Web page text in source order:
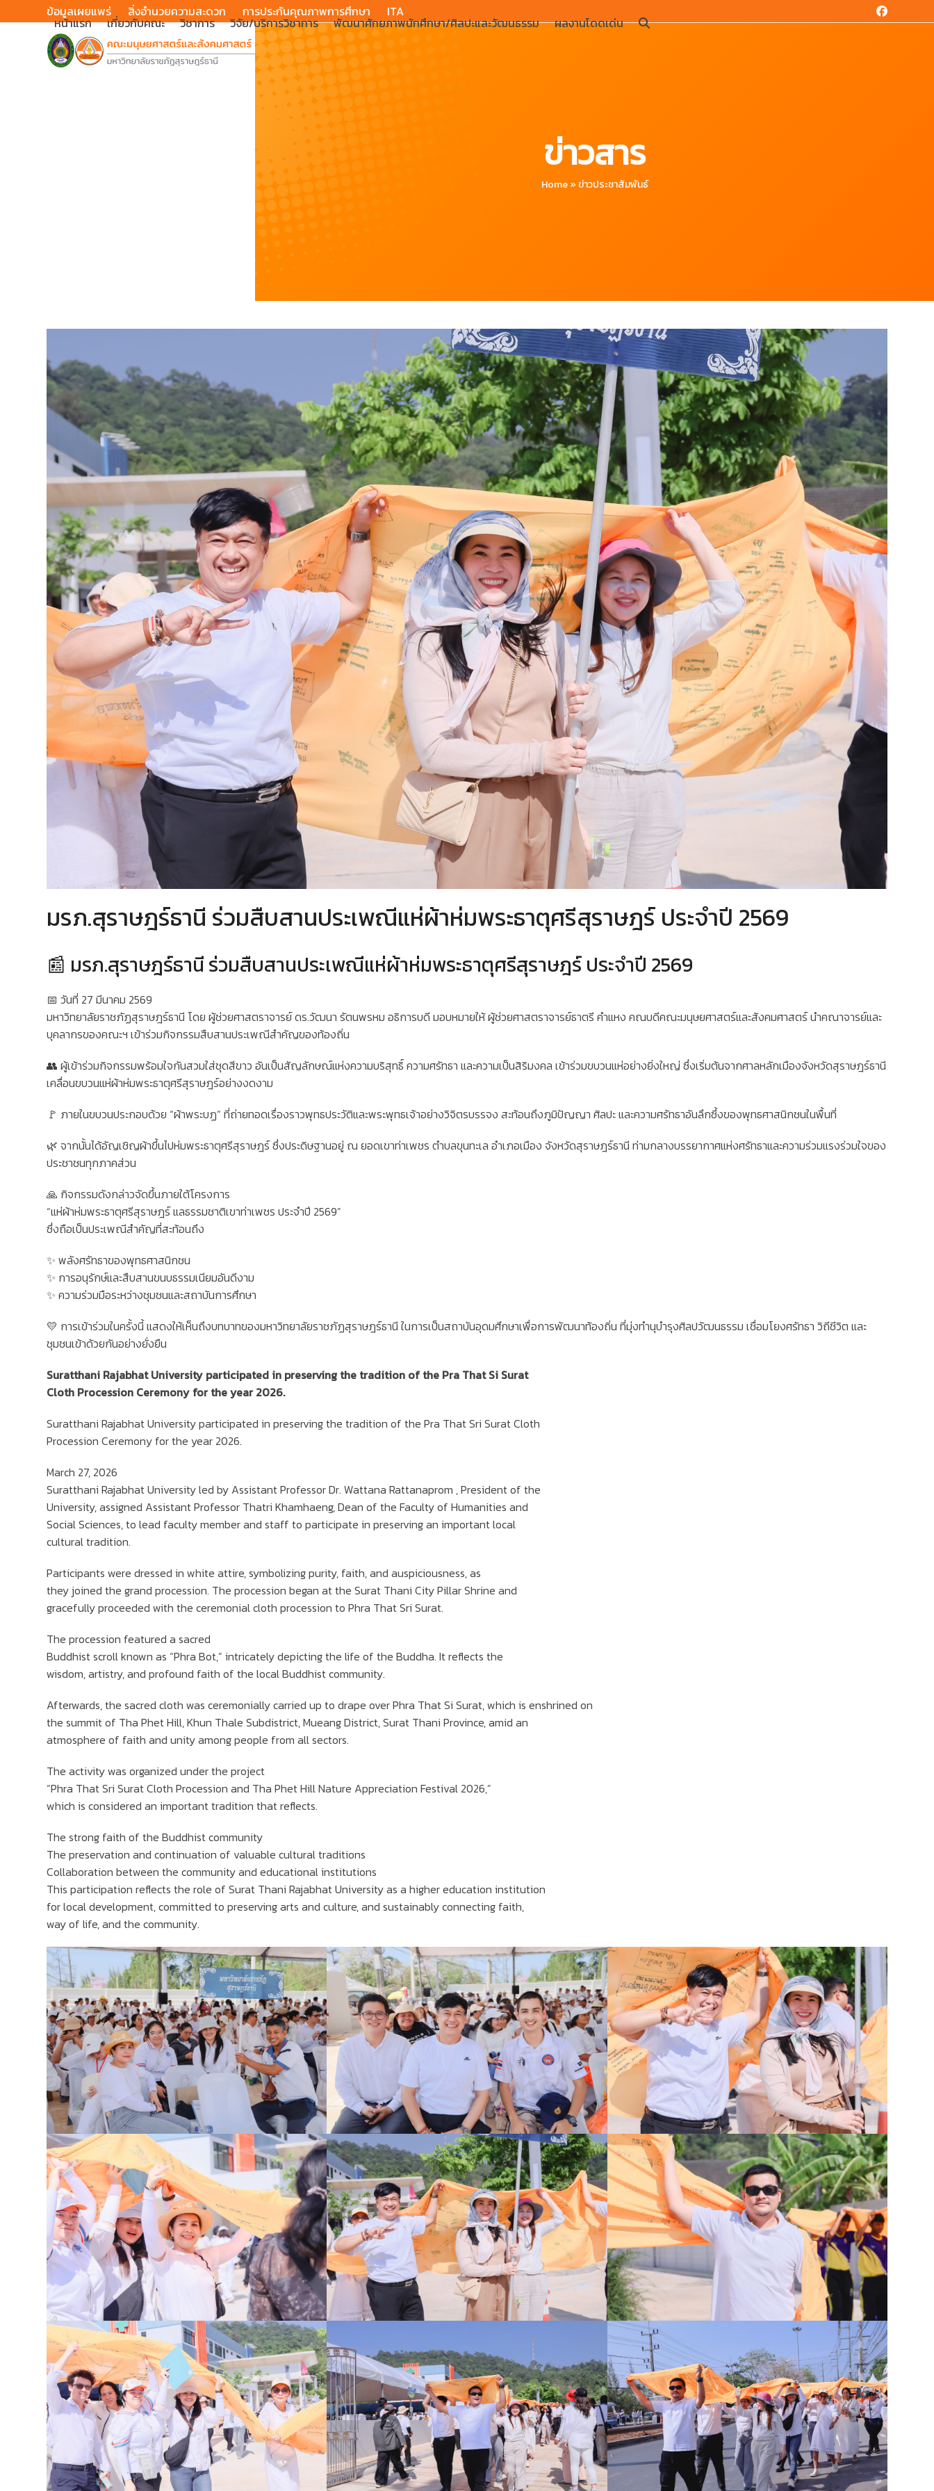
to
ข้อมูลเผยแพร่ สิ่งอำนวยความสะดวก การประกันคุณภาพการศึกษา ITA Facebook
หน้าแรก เกี่ยวกับคณะ วิชาการ วิจัย/บริการวิชาการ พัฒนาศักยภาพนักศึกษา/ศิลปะและวัฒนธรรม ผลงานโดดเด่น
ข่าวสาร
Home»ข่าวประชาสัมพันธ์
มรภ.สุราษฎร์ธานี ร่วมสืบสานประเพณีแห่ผ้าห่มพระธาตุศรีสุราษฎร์ ประจำปี 2569
📰 มรภ.สุราษฎร์ธานี ร่วมสืบสานประเพณีแห่ผ้าห่มพระธาตุศรีสุราษฎร์ ประจำปี 2569
📅 วันที่ 27 มีนาคม 2569
มหาวิทยาลัยราชภัฏสุราษฎร์ธานี โดย ผู้ช่วยศาสตราจารย์ ดร.วัฒนา รัตนพรหม อธิการบดี มอบหมายให้ ผู้ช่วยศาสตราจารย์ธาตรี คำแหง คณบดีคณะมนุษยศาสตร์และสังคมศาสตร์ นำคณาจารย์และ
บุคลากรของคณะฯ เข้าร่วมกิจกรรมสืบสานประเพณีสำคัญของท้องถิ่น
👥 ผู้เข้าร่วมกิจกรรมพร้อมใจกันสวมใส่ชุดสีขาว อันเป็นสัญลักษณ์แห่งความบริสุทธิ์ ความศรัทธา และความเป็นสิริมงคล เข้าร่วมขบวนแห่อย่างยิ่งใหญ่ ซึ่งเริ่มต้นจากศาลหลักเมืองจังหวัดสุราษฎร์ธานี
เคลื่อนขบวนแห่ผ้าห่มพระธาตุศรีสุราษฎร์อย่างงดงาม
🚩 ภายในขบวนประกอบด้วย “ผ้าพระบฏ” ที่ถ่ายทอดเรื่องราวพุทธประวัติและพระพุทธเจ้าอย่างวิจิตรบรรจง สะท้อนถึงภูมิปัญญา ศิลปะ และความศรัทธาอันลึกซึ้งของพุทธศาสนิกชนในพื้นที่
🌿 จากนั้นได้อัญเชิญผ้าขึ้นไปห่มพระธาตุศรีสุราษฎร์ ซึ่งประดิษฐานอยู่ ณ ยอดเขาท่าเพชร ตำบลขุนทะเล อำเภอเมือง จังหวัดสุราษฎร์ธานี ท่ามกลางบรรยากาศแห่งศรัทธาและความร่วมแรงร่วมใจของ
ประชาชนทุกภาคส่วน
🙏 กิจกรรมดังกล่าวจัดขึ้นภายใต้โครงการ
“แห่ผ้าห่มพระธาตุศรีสุราษฎร์ แลธรรมชาติเขาท่าเพชร ประจำปี 2569”
ซึ่งถือเป็นประเพณีสำคัญที่สะท้อนถึง
✨ พลังศรัทธาของพุทธศาสนิกชน
✨ การอนุรักษ์และสืบสานขนบธรรมเนียมอันดีงาม
✨ ความร่วมมือระหว่างชุมชนและสถาบันการศึกษา
💛 การเข้าร่วมในครั้งนี้ แสดงให้เห็นถึงบทบาทของมหาวิทยาลัยราชภัฏสุราษฎร์ธานี ในการเป็นสถาบันอุดมศึกษาเพื่อการพัฒนาท้องถิ่น ที่มุ่งทำนุบำรุงศิลปวัฒนธรรม เชื่อมโยงศรัทธา วิถีชีวิต และ
ชุมชนเข้าด้วยกันอย่างยั่งยืน
Suratthani Rajabhat University participated in preserving the tradition of the Pra That Si Surat
Cloth Procession Ceremony for the year 2026.
Suratthani Rajabhat University participated in preserving the tradition of the Pra That Sri Surat Cloth
Procession Ceremony for the year 2026.
March 27, 2026
Suratthani Rajabhat University led by Assistant Professor Dr. Wattana Rattanaprom , President of the
University, assigned Assistant Professor Thatri Khamhaeng, Dean of the Faculty of Humanities and
Social Sciences, to lead faculty member and staff to participate in preserving an important local
cultural tradition.
Participants were dressed in white attire, symbolizing purity, faith, and auspiciousness, as
they joined the grand procession. The procession began at the Surat Thani City Pillar Shrine and
gracefully proceeded with the ceremonial cloth procession to Phra That Sri Surat.
The procession featured a sacred
Buddhist scroll known as “Phra Bot,” intricately depicting the life of the Buddha. It reflects the
wisdom, artistry, and profound faith of the local Buddhist community.
Afterwards, the sacred cloth was ceremonially carried up to drape over Phra That Si Surat, which is enshrined on
the summit of Tha Phet Hill, Khun Thale Subdistrict, Mueang District, Surat Thani Province, amid an
atmosphere of faith and unity among people from all sectors.
The activity was organized under the project
“Phra That Sri Surat Cloth Procession and Tha Phet Hill Nature Appreciation Festival 2026,”
which is considered an important tradition that reflects.
The strong faith of the Buddhist community
The preservation and continuation of valuable cultural traditions
Collaboration between the community and educational institutions
This participation reflects the role of Surat Thani Rajabhat University as a higher education institution
for local development, committed to preserving arts and culture, and sustainably connecting faith,
way of life, and the community.